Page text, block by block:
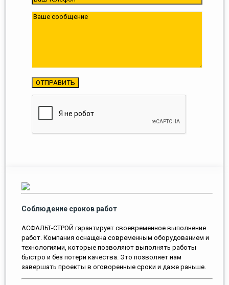
Соблюдение сроков работ
АСФАЛЬТ-СТРОЙ гарантирует своевременное выполнение
работ. Компания оснащена современным оборудованием и
технологиями, которые позволяют выполнять работы
быстро и без потери качества. Это позволяет нам
завершать проекты в оговоренные сроки и даже раньше.